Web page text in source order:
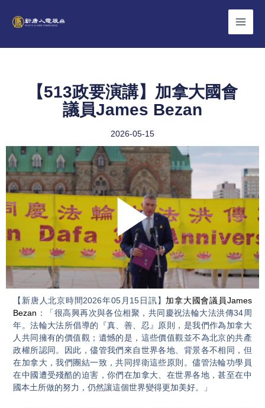
【513政要演講】加拿大國會
議員James Bezan
2026-05-15
Play
Video
【新唐人北京時間2026年05月15日訊】 加拿大國會議員James
Bezan ：「很高興再次與各位相聚，共同慶祝法輪大法洪傳34周
年。法輪大法所倡導的『真、善、忍』原則，是我們作為加拿大
人共同擁有的價值觀；遺憾的是，這些價值觀並不為北京的共產
政權所認同。因此，儘管我們來自世界各地、背景各不相同，但
在加拿大，我們團結一致，共同捍衛這些原則。儘管法輪功學員
在中國遭受殘酷的迫害，你們在加拿大、在世界各地，甚至在中
國本土所做的努力，仍然讓這個世界變得更加美好。」